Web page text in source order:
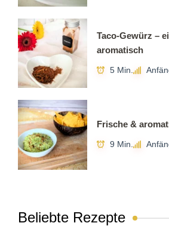
Taco-Gewürz –
aromatisch
5 Min.
Frische &
9 Min.
Beliebte Rezepte